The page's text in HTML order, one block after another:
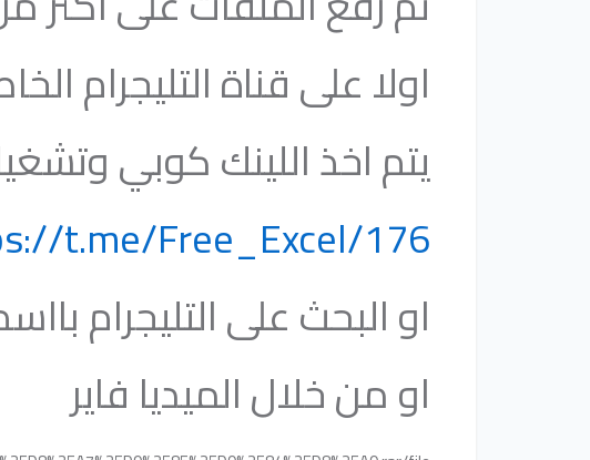
اولا على قناة التليجرام
يتم اخذ اللينك كوبي
t.me/Free_Excel/176
او البحث على التليجرام
او من خلال الميديا فاير